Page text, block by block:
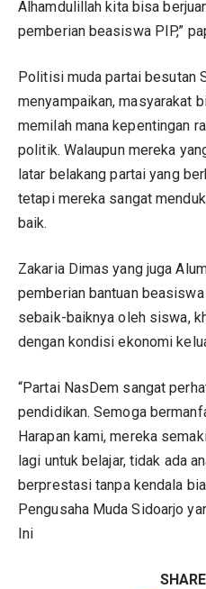
Alhamdulillah kita bisa
pemberian beasiswa PIP,”
Politisi muda partai besutan
menyampaikan, masyarakat
memilah mana kepentingan
politik. Walaupun mereka
latar belakang partai yang
tetapi mereka sangat
baik.
Zakaria Dimas yang juga
pemberian bantuan
sebaik-baiknya oleh siswa,
dengan kondisi ekonomi
“Partai NasDem sangat
pendidikan. Semoga
Harapan kami, mereka
lagi untuk belajar, tidak ada
berprestasi tanpa kendala
Pengusaha Muda Sidoarjo
Ini